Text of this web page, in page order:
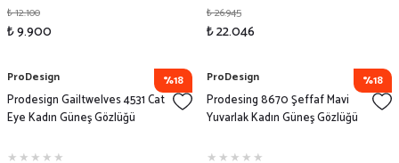
₺ 12.100
₺ 9.900
₺ 26.945
₺ 22.046
%18
ProDesign
Prodesign Gailtwelves 4531 Cat
Eye Kadın Güneş Gözlüğü
%18
ProDesign
Prodesing 8670 Şeffaf Mavi
Yuvarlak Kadın Güneş Gözlüğü